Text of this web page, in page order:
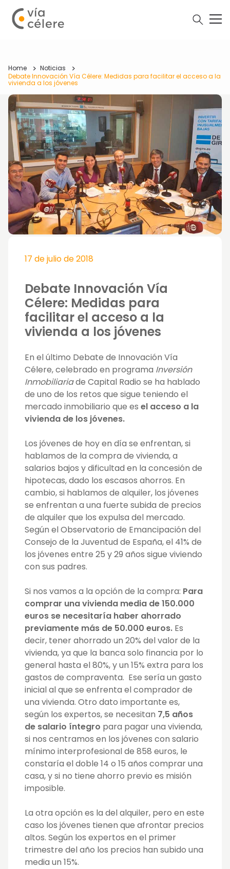
Home
Noticias
Debate Innovación Vía Célere: Medidas para facilitar el acceso a la
vivienda a los jóvenes
17 de julio de 2018
Debate Innovación Vía
Célere: Medidas para
facilitar el acceso a la
vivienda a los jóvenes
En el último Debate de Innovación Vía
Célere, celebrado en programa Inversión
Inmobiliariade Capital Radio se ha hablado
de uno de los retos que sigue teniendo el
mercado inmobiliario que es el acceso a la
vivienda de los jóvenes.
Los jóvenes de hoy en día se enfrentan, si
hablamos de la compra de vivienda, a
salarios bajos y dificultad en la concesión de
hipotecas, dado los escasos ahorros. En
cambio, si hablamos de alquiler, los jóvenes
se enfrentan a una fuerte subida de precios
de alquiler que los expulsa del mercado.
Según el Observatorio de Emancipación del
Consejo de la Juventud de España, el 41% de
los jóvenes entre 25 y 29 años sigue viviendo
con sus padres.
Si nos vamos a la opción de la compra: Para
comprar una vivienda media de 150.000
euros se necesitaría haber ahorrado
previamente más de 50.000 euros. Es
decir, tener ahorrado un 20% del valor de la
vivienda, ya que la banca solo financia por lo
general hasta el 80%, y un 15% extra para los
gastos de compraventa. Ese sería un gasto
inicial al que se enfrenta el comprador de
una vivienda. Otro dato importante es,
según los expertos,se necesitan 7,5 años
de salario íntegro para pagar una vivienda,
si nos centramos en los jóvenes con salario
mínimo interprofesional de 858 euros, le
constaría el doble 14 o 15 años comprar una
casa, y si no tiene ahorro previo es misión
imposible.
La otra opción es la del alquiler, pero en este
caso los jóvenes tienen que afrontar precios
altos. Según los expertos en el primer
trimestre del año los precios han subido una
media un 15%.